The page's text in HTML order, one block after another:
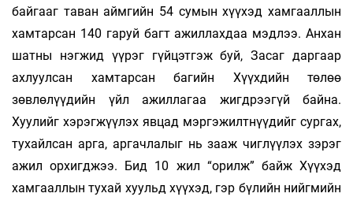
байгааг таван аймгийн 54 сумын хүүхэд хамгааллын
хамтарсан 140 гаруй багт ажиллахдаа мэдлээ. Анхан
шатны нэгжид үүрэг гүйцэтгэж буй, Засаг даргаар
ахлуулсан хамтарсан багийн Хүүхдийн төлөө
зөвлөлүүдийн үйл ажиллагаа жигдрээгүй байна.
Хуулийг хэрэгжүүлэх явцад мэргэжилтнүүдийг сургах,
тухайлсан арга, аргачлалыг нь зааж чиглүүлэх зэрэг
ажил орхигджээ. Бид 10 жил “орилж” байж Хүүхэд
хамгааллын тухай хуульд хүүхэд, гэр бүлийн нийгмийн